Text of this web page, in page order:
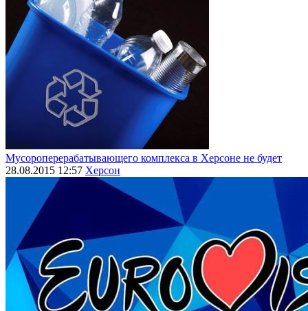
Мусороперерабатывающего комплекса в Херсоне не будет
28.08.2015 12:57 Херсон